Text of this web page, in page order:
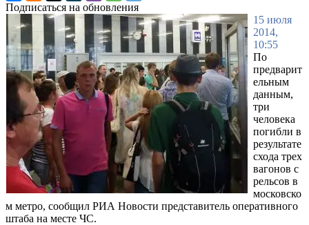
Подписаться на обновления
15 июля
2014,
10:55
По
предварит
ельным
данным,
три
человека
погибли в
результате
схода трех
вагонов с
рельсов в
московско
м метро, сообщил РИА Новости представитель оперативного
штаба на месте ЧС.